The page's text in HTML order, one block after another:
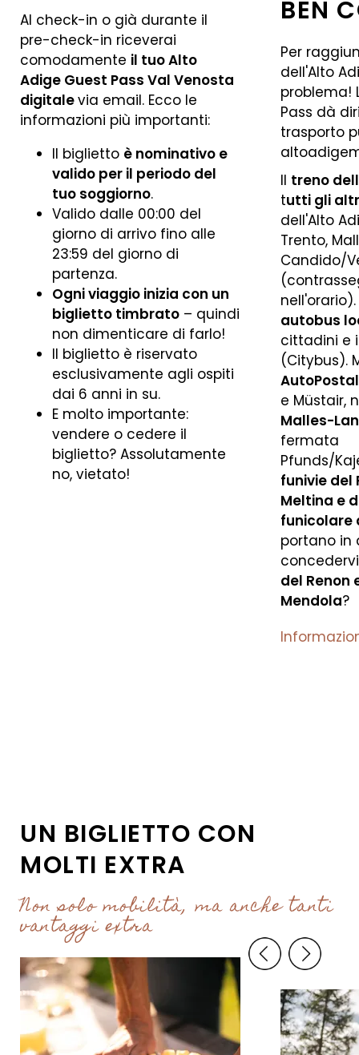
Al check-in o già durante il
pre-check-in riceverai
comodamente il tuo Alto
Adige Guest Pass Val Venosta
digitalevia email. Ecco le
informazioni più importanti:
Il biglietto è nominativo e
valido per il periodo del
tuo soggiorno.
Valido dalle 00:00 del
giorno di arrivo fino alle
23:59 del giorno di
partenza.
Ogni viaggio inizia con un
biglietto timbrato – quindi
non dimenticare di farlo!
Il biglietto è riservato
esclusivamente agli ospiti
dai 6 anni in su.
E molto importante:
vendere o cedere il
biglietto? Assolutamente
no, vietato!
BEN
Per
dell'Alto
problema!
Pass dà
trasporto
Il treno
tutti gli
dell'Alto
Trento,
Candido/
autobus
cittadini e
(Citybus).
e Müstair,
Malles-
fermata
Pfunds/
funivie del
Meltina e
funicolare
portano in
del Renon
Mendola?
UN BIGLIETTO CON
MOLTI EXTRA
Non solo mobilità, ma anche tanti
vantaggi extra